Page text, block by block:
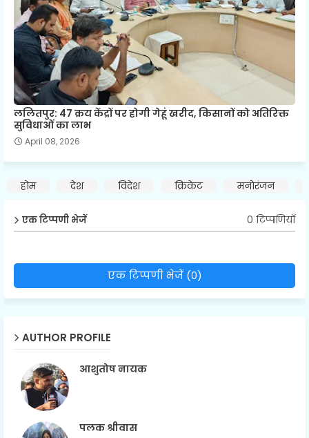
ललितपुर: 47 क्रय केंद्रों पर होगी गेहूं खरीद, किसानों को अतिरिक्त
सुविधाओं का लाभ
April 08, 2026
होम देश विदेश क्रिकेट मनोरंजन
एक टिप्पणी भेजें 0 टिप्पणियाँ
एक टिप्पणी भेजें (0)
AUTHOR PROFILE
आशुतोष नायक
पलक श्रीवास